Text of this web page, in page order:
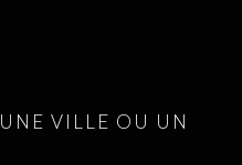
VILLE OU UN